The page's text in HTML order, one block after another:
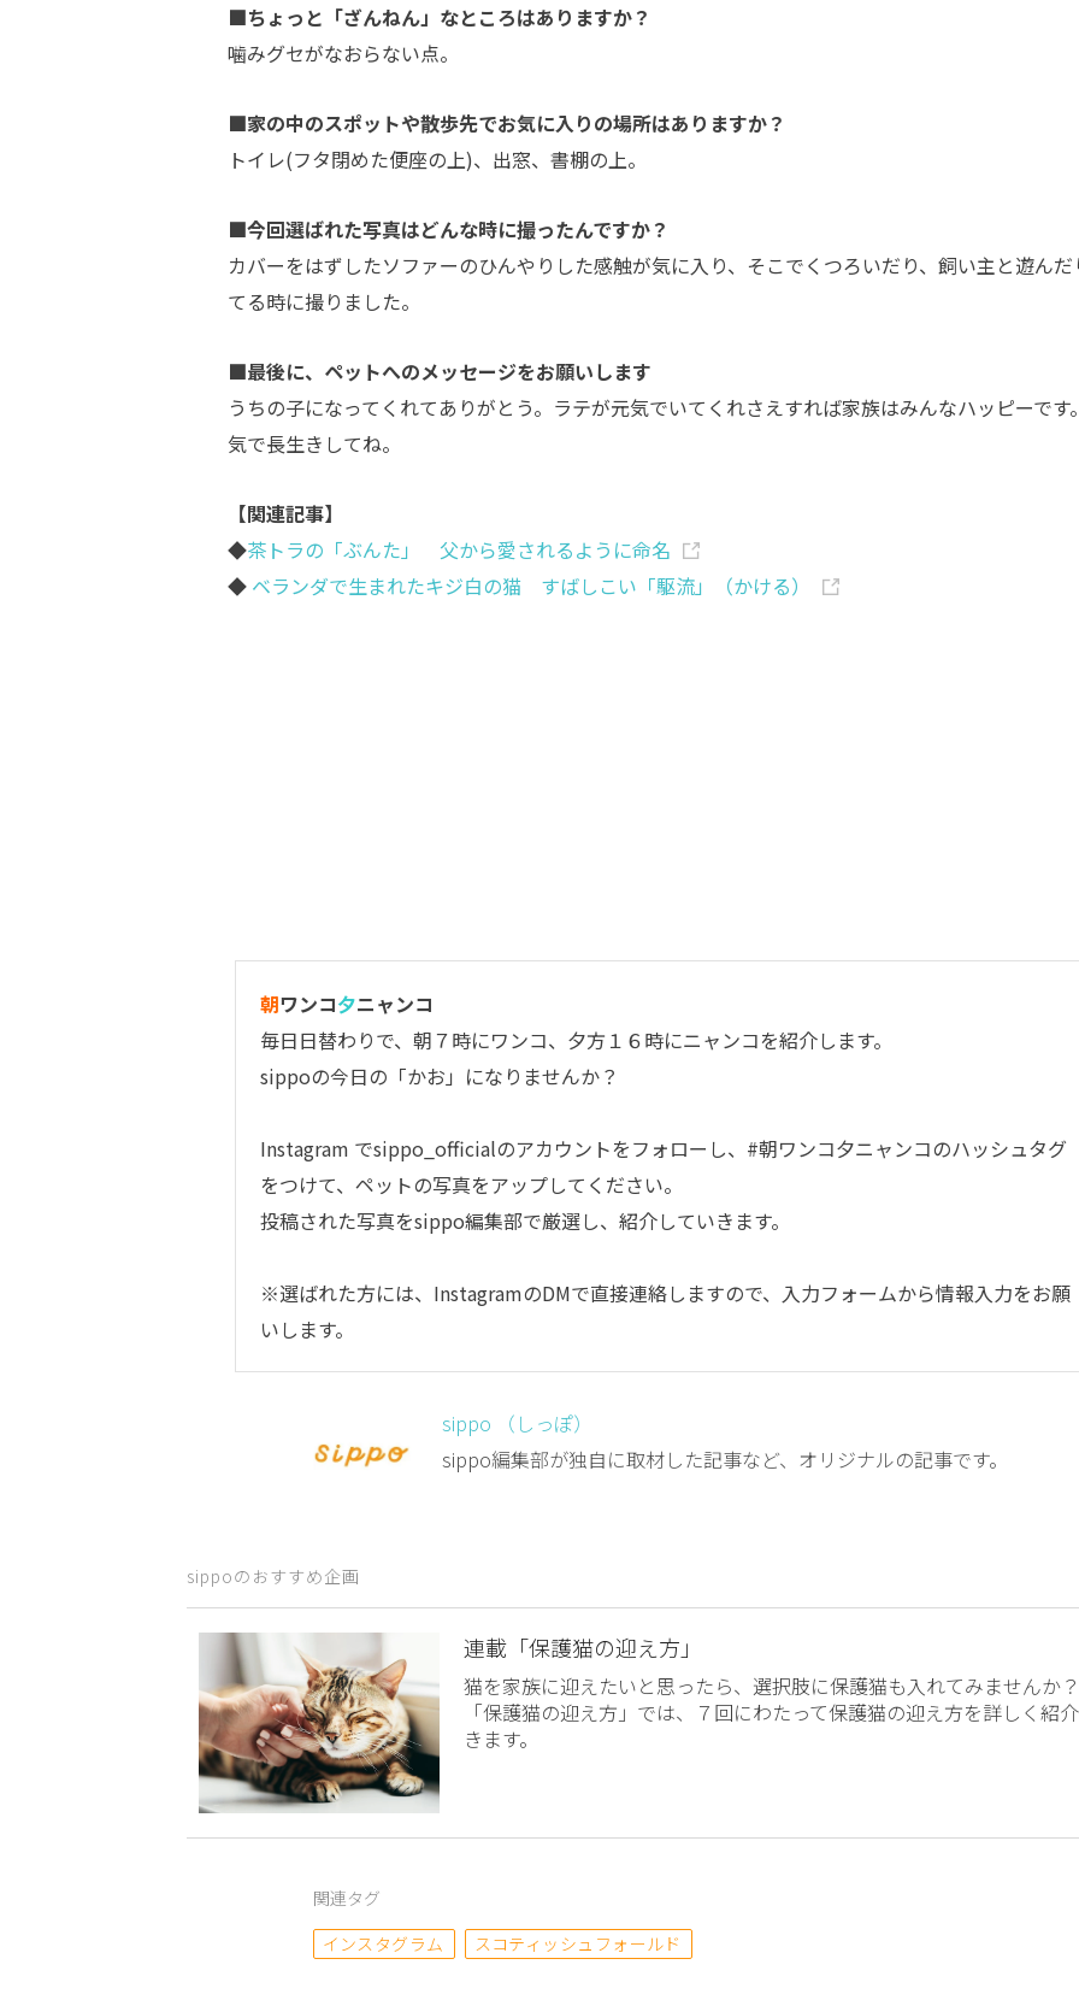
■ちょっと「ざんねん」なところはありますか？
噛みグセがなおらない点。
■家の中のスポットや散歩先でお気に入りの場所はありますか？
トイレ(フタ閉めた便座の上)、出窓、書棚の上。
■今回選ばれた写真はどんな時に撮ったんですか？
カバーをはずしたソファーのひんやりした感触が気に入り、そこでくつろいだり、飼い主と遊んだ
てる時に撮りました。
■最後に、ペットへのメッセージをお願いします
うちの子になってくれてありがとう。ラテが元気でいてくれさえすれば家族はみんなハッピーです
気で長生きしてね。
【関連記事】
◆茶トラの「ぶんた」 父から愛されるように命名
◆ベランダで生まれたキジ白の猫 すばしこい「駆流」（かける）
朝ワンコ夕ニャンコ
毎日日替わりで、朝７時にワンコ、夕方１６時にニャンコを紹介します。
sippoの今日の「かお」になりませんか？
Instagram でsippo_officialのアカウントをフォローし、 #朝ワンコ夕ニャンコのハッシュタグ
をつけて、ペットの写真をアップしてください。
投稿された写真をsippo編集部で厳選し、紹介していきます。
※選ばれた方には、InstagramのDMで直接連絡しますので、入力フォームから情報入力をお願
いします。
sippo （しっぽ）
sippo編集部が独自に取材した記事など、オリジナルの記事です。
sippoのおすすめ企画
連載「保護猫の迎え方」
猫を家族に迎えたいと思ったら、選択肢に保護猫も入れてみませんか
「保護猫の迎え方」では、７回にわたって保護猫の迎え方を詳しく紹
きます。
関連タグ
インスタグラム
スコティッシュフォールド